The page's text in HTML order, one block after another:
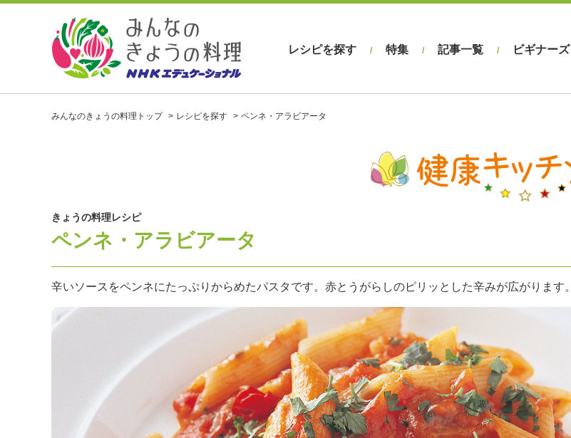
し
け
よ
う
。
エ
デ
ュ
ケ
ー
シ
ョ
レシピを探す / 特集 / 記事一覧 / ビギナーズ
みんなのきょうの料理トップ レシピを探す ペンネ・アラビアータ
きょうの料理レシピ
ペンネ・アラビアータ
辛いソースをペンネにたっぷりからめたパスタです。赤とうがらしのピリッとした辛みが広がります。